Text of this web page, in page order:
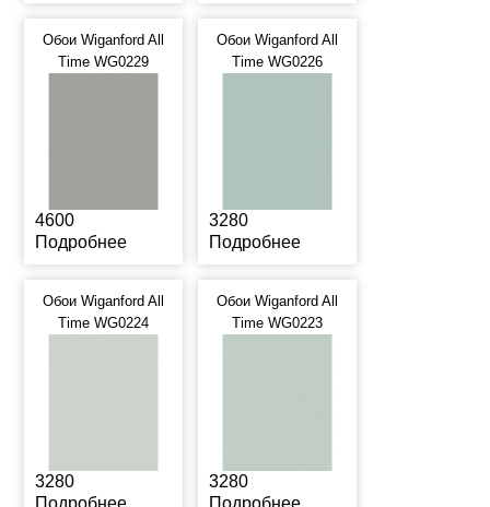
Обои Wiganford All
Time WG0229
4600
Подробнее
Обои Wiganford All
Time WG0226
3280
Подробнее
Обои Wiganford All
Time WG0224
3280
Подробнее
Обои Wiganford All
Time WG0223
3280
Подробнее